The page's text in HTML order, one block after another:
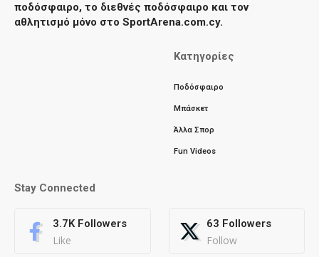
ποδόσφαιρο, το διεθνές ποδόσφαιρο και τον
αθλητισμό μόνο στο SportArena.com.cy.
Κατηγορίες
Ποδόσφαιρο
Μπάσκετ
Άλλα Σπορ
Fun Videos
Stay Connected
3.7K Followers
Like
63 Followers
Follow